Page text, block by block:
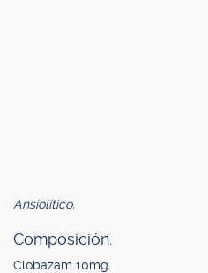
Ansiolítico.
Composición.
Clobazam 10mg.